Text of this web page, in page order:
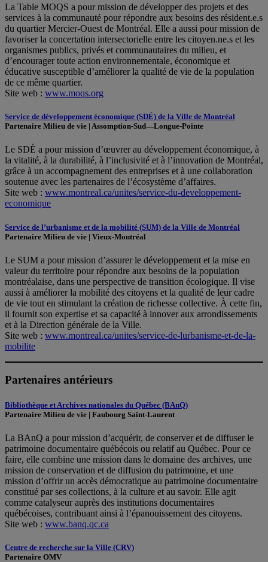
La Table MOQS a pour mission de développer des projets et des
services à la communauté pour répondre aux besoins des résident.e.s
du quartier Mercier-Ouest de Montréal. Elle a aussi pour mission de
favoriser la concertation intersectorielle entre les citoyen.ne.s et les
organismes publics, privés et communautaires du milieu, et
d’encourager toute action environnementale, économique et
éducative susceptible d’améliorer la qualité de vie de la population
de ce même quartier.
Site web : www.moqs.org
Service de développement économique (SDÉ) de la Ville de Montréal
Partenaire Milieu de vie | Assomption-Sud—Longue-Pointe
Le SDÉ a pour mission d’œuvrer au développement économique, à
la vitalité, à la durabilité, à l’inclusivité et à l’innovation de Montréal,
grâce à un accompagnement des entreprises et à une collaboration
soutenue avec les partenaires de l’écosystème d’affaires.
Site web : www.montreal.ca/unites/service-du-developpement-
economique
Service de l’urbanisme et de la mobilité (SUM) de la Ville de Montréal
Partenaire Milieu de vie | Vieux-Montréal
Le SUM a pour mission d’assurer le développement et la mise en
valeur du territoire pour répondre aux besoins de la population
montréalaise, dans une perspective de transition écologique. Il vise
aussi à améliorer la mobilité des citoyens et la qualité de leur cadre
de vie tout en stimulant la création de richesse collective. À cette fin,
il fournit son expertise et sa capacité à innover aux arrondissements
et à la Direction générale de la Ville.
Site web : www.montreal.ca/unites/service-de-lurbanisme-et-de-la-
mobilite
Partenaires antérieurs
Bibliothèque et Archives nationales du Québec (BAnQ)
Partenaire Milieu de vie | Faubourg Saint-Laurent
La BAnQ a pour mission d’acquérir, de conserver et de diffuser le
patrimoine documentaire québécois ou relatif au Québec. Pour ce
faire, elle combine une mission dans le domaine des archives, une
mission de conservation et de diffusion du patrimoine, et une
mission d’offrir un accès démocratique au patrimoine documentaire
constitué par ses collections, à la culture et au savoir. Elle agit
comme catalyseur auprès des institutions documentaires
québécoises, contribuant ainsi à l’épanouissement des citoyens.
Site web : www.banq.qc.ca
Centre de recherche sur la Ville (CRV)
Partenaire OMV